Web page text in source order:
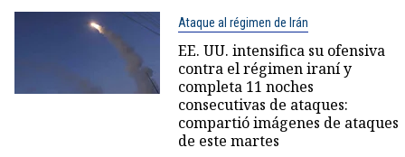
Ataque al régimen de Irán
EE. UU. intensifica su ofensiva
contra el régimen iraní y
completa 11 noches
consecutivas de ataques:
compartió imágenes de ataques
de este martes